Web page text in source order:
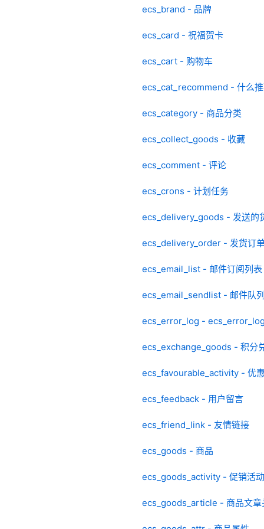
ecs_brand - 品牌
ecs_card - 祝福贺卡
ecs_cart - 购物车
ecs_cat_recommend - 什么
ecs_category - 商品分类
ecs_collect_goods - 收藏
ecs_comment - 评论
ecs_crons - 计划任务
ecs_delivery_goods - 发送的
ecs_delivery_order - 发货订
ecs_email_list - 邮件订阅列表
ecs_email_sendlist - 邮件队列
ecs_error_log - ecs_error_log
ecs_exchange_goods - 积分
ecs_favourable_activity - 优
ecs_feedback - 用户留言
ecs_friend_link - 友情链接
ecs_goods - 商品
ecs_goods_activity - 促销活动
ecs_goods_article - 商品文章